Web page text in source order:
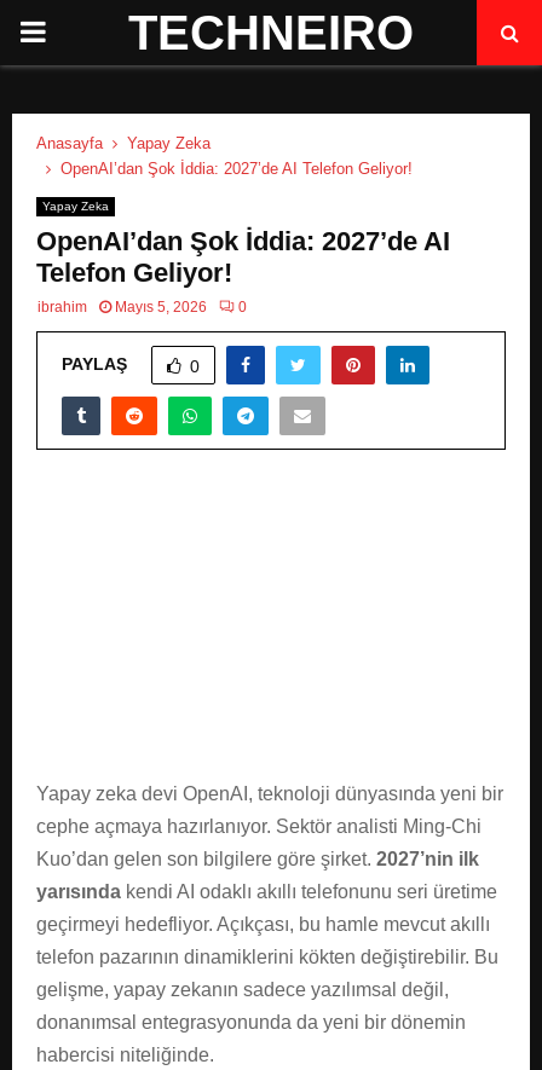
P
M
A
TECHNEIRO
Anasayfa
Yapay Zeka
OpenAI’dan Şok İddia: 2027’de AI Telefon Geliyor!
Yapay Zeka
OpenAI’dan Şok İddia: 2027’de AI
Telefon Geliyor!
ibrahim Mayıs 5, 2026 0
PAYLAŞ 0
Yapay zeka devi OpenAI, teknoloji dünyasında yeni bir
cephe açmaya hazırlanıyor. Sektör analisti Ming-Chi
Kuo’dan gelen son bilgilere göre şirket. 2027’nin ilk
yarısında kendi AI odaklı akıllı telefonunu seri üretime
geçirmeyi hedefliyor. Açıkçası, bu hamle mevcut akıllı
telefon pazarının dinamiklerini kökten değiştirebilir. Bu
gelişme, yapay zekanın sadece yazılımsal değil,
donanımsal entegrasyonunda da yeni bir dönemin
habercisi niteliğinde.